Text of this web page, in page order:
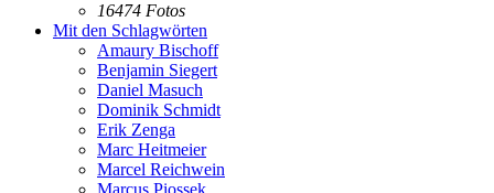
16474 Fotos
Mit den Schlagwörten
Amaury Bischoff
Benjamin Siegert
Daniel Masuch
Dominik Schmidt
Erik Zenga
Marc Heitmeier
Marcel Reichwein
Marcus Piossek